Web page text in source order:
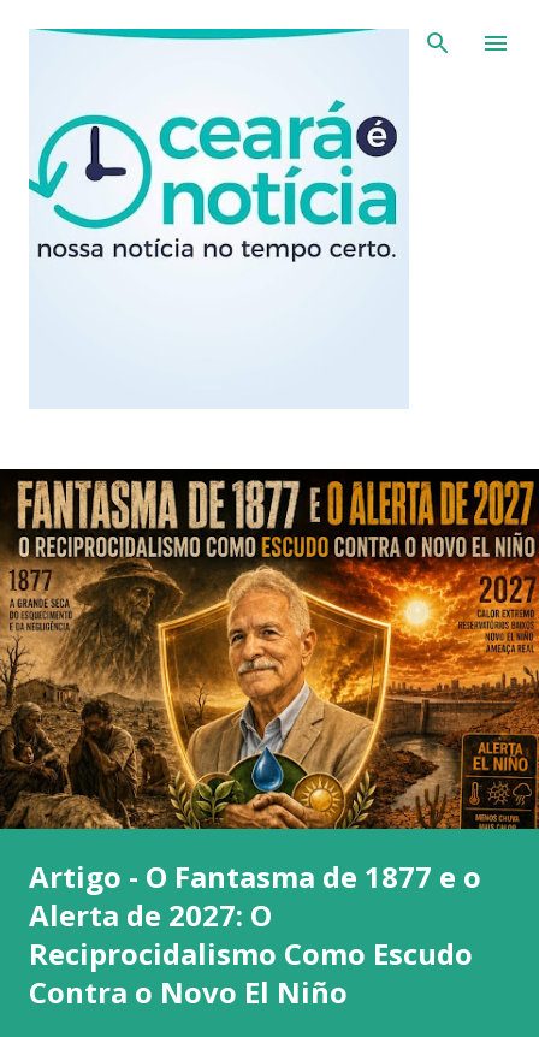
Pular para o conteúdo principal
Artigo - O Fantasma de 1877 e o
Alerta de 2027: O
Reciprocidalismo Como Escudo
Contra o Novo El Niño